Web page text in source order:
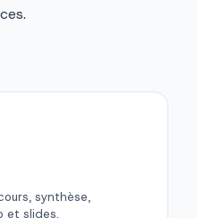
synthèse,
et slides.